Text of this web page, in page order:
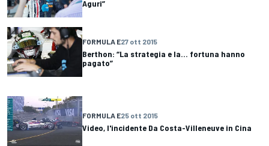
Aguri”
FORMULA E27 ott 2015
Berthon: “La strategia e la... fortuna hanno
pagato”
FORMULA E25 ott 2015
Video, l'incidente Da Costa-Villeneuve in Cina